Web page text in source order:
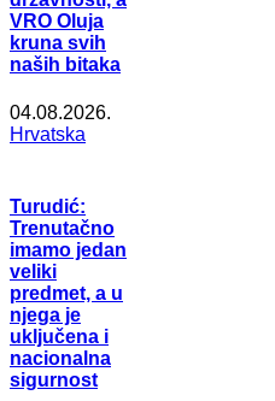
VRO Oluja
kruna svih
naših bitaka
04.08.2026.
Hrvatska
Turudić:
Trenutačno
imamo jedan
veliki
predmet, a u
njega je
uključena i
nacionalna
sigurnost